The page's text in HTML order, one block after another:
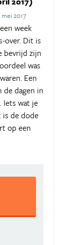
2017
week
over. Dit is
bevrijd zijn
was
Een
de dagen in
Iets wat je
is de dode
op een